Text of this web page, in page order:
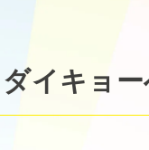
ダイキョ